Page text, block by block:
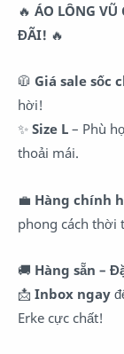
🔥 ÁO LÔNG VŨ
ĐÃI! 🔥
🧥 Giá sale sốc
hời!
✨ Size L – Phù
thoải mái.
💼 Hàng chính
phong cách thời
🚚 Hàng sẵn –
📩 Inbox ngay
Erke cực chất!